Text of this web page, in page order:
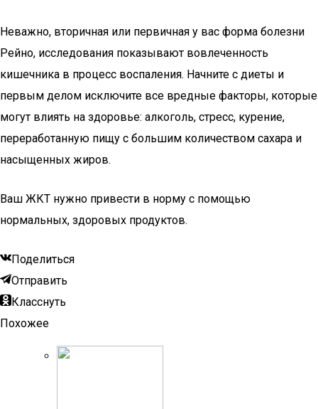
Неважно, вторичная или первичная у вас форма болезни
Рейно, исследования показывают вовлеченность
кишечника в процесс воспаления. Начните с диеты и
первым делом исключите все вредные факторы, которые
могут влиять на здоровье: алкоголь, стресс, курение,
переработанную пищу с большим количеством сахара и
насыщенных жиров.
Ваш ЖКТ нужно привести в норму с помощью
нормальных, здоровых продуктов.
Поделиться
Отправить
Класснуть
Похожее